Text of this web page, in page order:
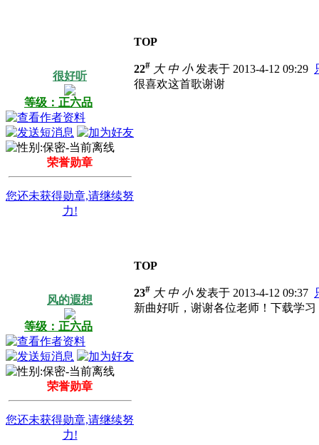
TOP
很好听
等级：正六品
荣誉勋章
您还未获得勋章,请继续努
力!
22# 大 中 小发表于 2013-4-12 09:29
很喜欢这首歌谢谢
TOP
风的遐想
等级：正六品
荣誉勋章
您还未获得勋章,请继续努
力!
23# 大 中 小发表于 2013-4-12 09:37
新曲好听，谢谢各位老师！下载学习